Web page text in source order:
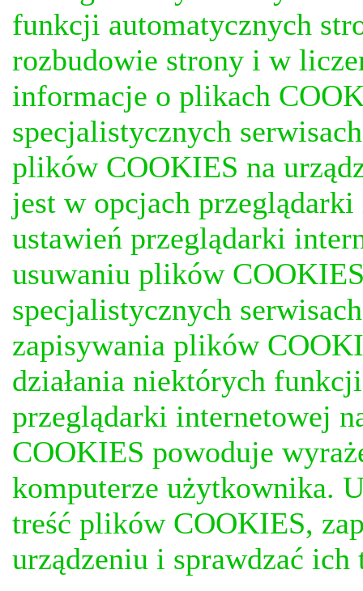
funkcji automatycznych
rozbudowie strony i w
informacje o plikach
specjalistycznych
plików COOKIES na
jest w opcjach
ustawień przeglądarki
usuwaniu plików
specjalistycznych
zapisywania plików
działania niektórych
przeglądarki internetowej
COOKIES powoduje
komputerze użytkownika.
treść plików COOKIES,
urządzeniu i sprawdzać ich